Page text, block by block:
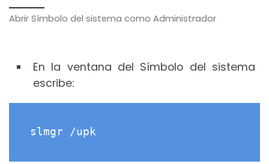
Abrir Símbolo del sistema como Administrador
En la ventana del Símbolo del sistema
escribe:
slmgr /upk